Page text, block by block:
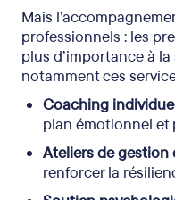
Mais
professionnels : les
plus d’importance à
notamment ces
Coaching
plan émotionnel et
Ateliers de gestion
renforcer la